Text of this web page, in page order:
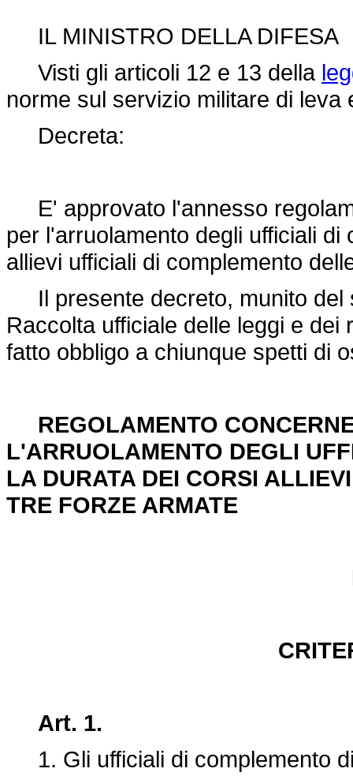
IL MINISTRO DELLA DIFESA
Visti gli articoli 12 e 13 della
norme sul servizio militare di
Decreta:
E' approvato l'annesso
per l'arruolamento degli ufficiali
allievi ufficiali di complemento
Il presente decreto, munito del
Raccolta ufficiale delle leggi e
fatto obbligo a chiunque spetti di
REGOLAMENTO
L'ARRUOLAMENTO DEGLI
LA DURATA DEI CORSI
TRE FORZE ARMATE
Art. 1.
1. Gli ufficiali di complemento